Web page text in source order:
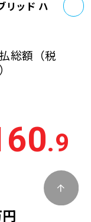
リッド ハ
総額 （税
.9